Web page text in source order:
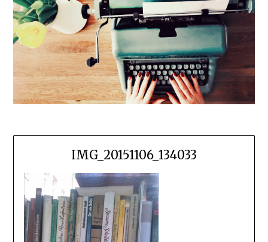
IMG_20151106_134033